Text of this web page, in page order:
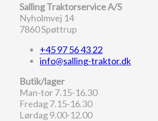
Salling Traktorservice A/S
Nyholmvej 14
7860 Spøttrup
+45 97 56 43 22
info@salling-traktor.dk
Butik/lager
Man-tor 7.15-16.30
Fredag 7.15-16.30
Lørdag 9.00-12.00